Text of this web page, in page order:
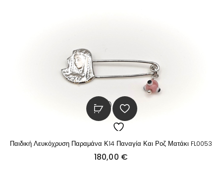
Παιδική Λευκόχρυση Παραμάνα Κ14 Παναγία Και Ροζ Ματάκι FL0053
180,00 €